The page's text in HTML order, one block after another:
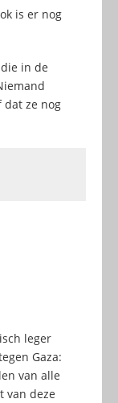
is er nog
in de
dat ze nog
leger
Gaza:
van alle
van deze